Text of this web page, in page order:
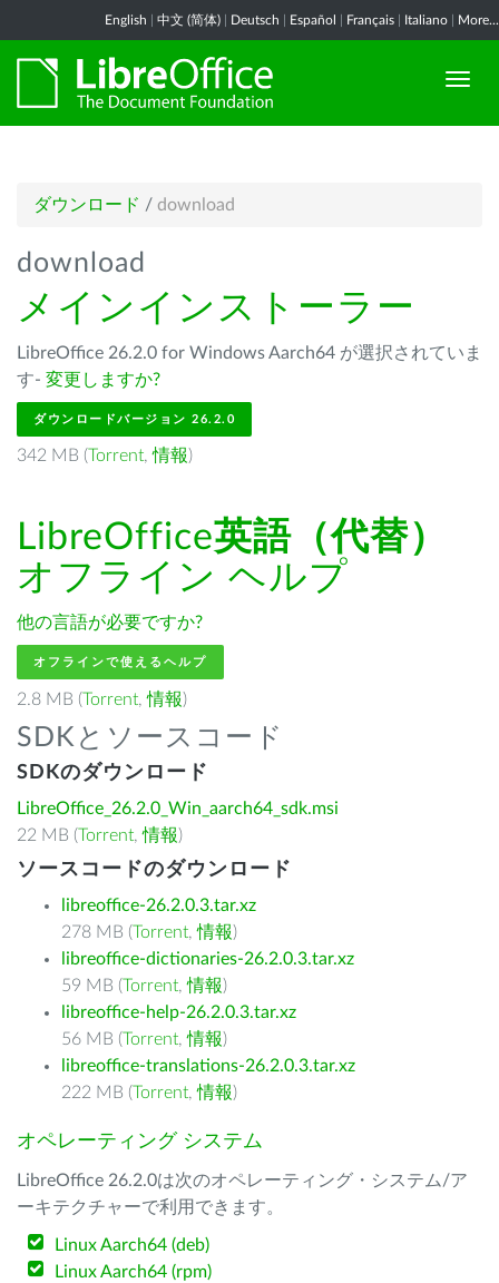
English 中文 (简体) Deutsch Español Français Italiano More...
ダウンロード / download
download
メインインストーラー
LibreOffice 26.2.0 for Windows Aarch64 が選択されていま
す- 変更しますか?
ダウンロードバージョン 26.2.0
342 MB (Torrent,情報)
LibreOffice英語（代替）
オフライン ヘルプ
他の言語が必要ですか?
オフラインで使えるヘルプ
2.8 MB (Torrent,情報)
SDKとソースコード
SDKのダウンロード
LibreOffice_26.2.0_Win_aarch64_sdk.msi
22 MB (Torrent,情報)
ソースコードのダウンロード
libreoffice-26.2.0.3.tar.xz
278 MB (Torrent,情報)
libreoffice-dictionaries-26.2.0.3.tar.xz
59 MB (Torrent,情報)
libreoffice-help-26.2.0.3.tar.xz
56 MB (Torrent,情報)
libreoffice-translations-26.2.0.3.tar.xz
222 MB (Torrent,情報)
オペレーティング システム
LibreOffice 26.2.0は次のオペレーティング・システム/ア
ーキテクチャーで利用できます。
Linux Aarch64 (deb)
Linux Aarch64 (rpm)